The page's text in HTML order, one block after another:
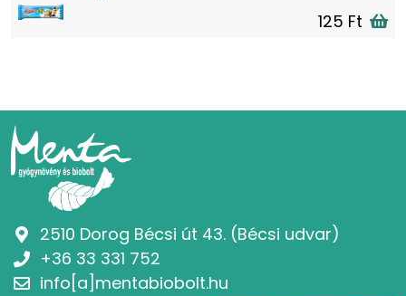
125 Ft
2510 Dorog Bécsi út 43. (Bécsi udvar)
+36 33 331 752
info[a]mentabiobolt.hu